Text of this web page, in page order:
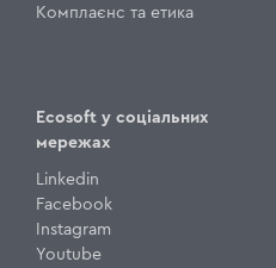
Комплаєнс та етика
Ecosoft у соціальних
мережах
Linkedin
Facebook
Instagram
Youtube